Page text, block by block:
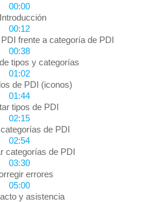
00:00
00:12
frente a categoría de PDI
00:38
tipos y categorías
01:02
de PDI (iconos)
01:44
tipos de PDI
02:15
de PDI
02:54
categorías de PDI
03:30
errores
05:00
y asistencia